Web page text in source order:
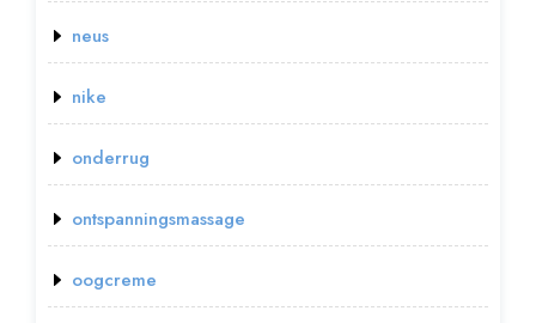
neus
nike
onderrug
ontspanningsmassage
oogcreme